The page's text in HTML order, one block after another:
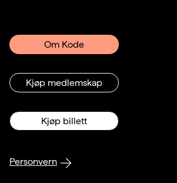
Om Kode
Kjøp medlemskap
Kjøp billett
Personvern